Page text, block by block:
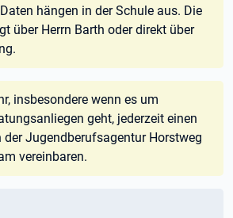
hängen in der Schule aus. Die
über Herrn Barth oder direkt über
insbesondere wenn es um
geht, jederzeit einen
Jugendberufsagentur Horstweg
vereinbaren.